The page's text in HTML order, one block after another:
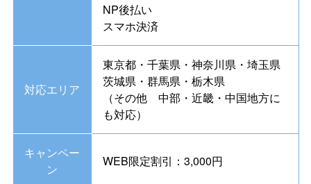
NP後払い
スマホ決済
対応エリア
東京都・千葉県・神奈川県・埼玉県
茨城県・群馬県・栃木県
（その他 中部・近畿・中国地方に
も対応）
キャンペー
ン
WEB限定割引：3,000円